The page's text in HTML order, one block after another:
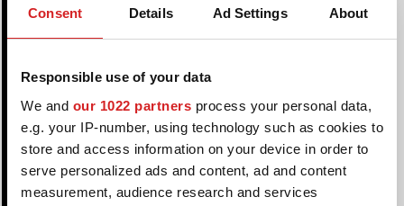
Consent Details Ad Settings About
Responsible use of your data
We and our 1022 partners process your personal data,
e.g. your IP-number, using technology such as cookies to
store and access information on your device in order to
serve personalized ads and content, ad and content
measurement, audience research and services